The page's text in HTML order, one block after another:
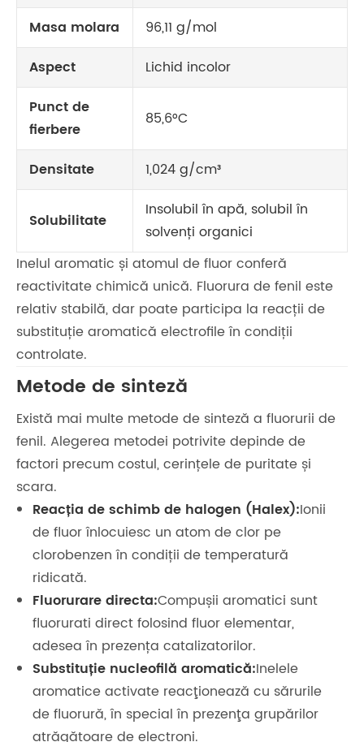
Masa molara
96,11 g/mol
Aspect
Lichid incolor
Punct de
fierbere
85,6°C
Densitate 1,024 g/cm³
Solubilitate
Insolubil în apă, solubil în
solvenți organici
Inelul aromatic și atomul de fluor conferă
reactivitate chimică unică. Fluorura de fenil este
relativ stabilă, dar poate participa la reacții de
substituție aromatică electrofile în condiții
controlate.
Metode de sinteză
Există mai multe metode de sinteză a fluorurii de
fenil. Alegerea metodei potrivite depinde de
factori precum costul, cerințele de puritate și
scara.
Reacția de schimb de halogen (Halex):Ionii
de fluor înlocuiesc un atom de clor pe
clorobenzen în condiții de temperatură
ridicată.
Fluorurare directa:Compușii aromatici sunt
fluorurati direct folosind fluor elementar,
adesea în prezența catalizatorilor.
Substituție nucleofilă aromatică:Inelele
aromatice activate reacţionează cu sărurile
de fluorură, în special în prezenţa grupărilor
atrăgătoare de electroni.